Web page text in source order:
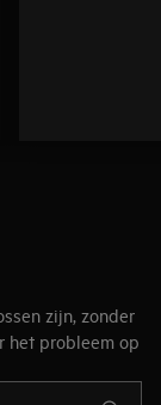
zijn, zonder
het probleem op